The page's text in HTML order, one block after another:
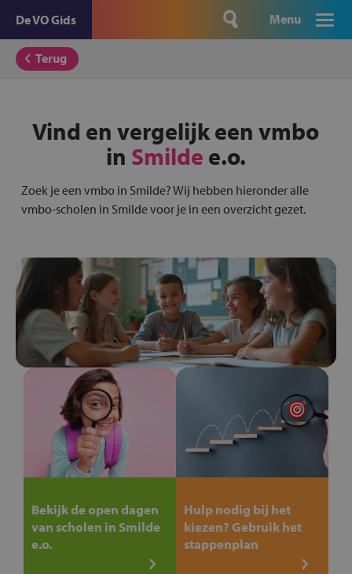
De VO Gids Menu
Terug
Vind en vergelijk een vmbo
in Smilde e.o.
Zoek je een vmbo in Smilde? Wij hebben hieronder alle
vmbo-scholen in Smilde voor je in een overzicht gezet.
Bekijk de open dagen
van scholen in Smilde
e.o.
Hulp nodig bij het
kiezen? Gebruik het
stappenplan